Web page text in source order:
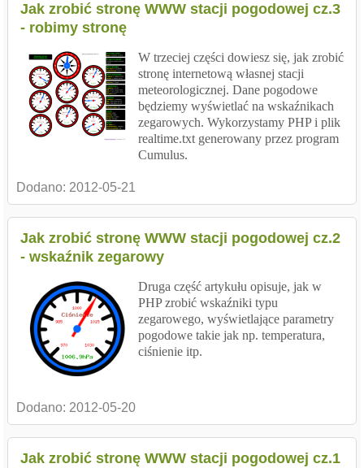
Jak zrobić stronę WWW stacji pogodowej cz.3
- robimy stronę
W trzeciej części dowiesz się, jak zrobić
stronę internetową własnej stacji
meteorologicznej. Dane pogodowe
będziemy wyświetlać na wskaźnikach
zegarowych. Wykorzystamy PHP i plik
realtime.txt generowany przez program
Cumulus.
Dodano: 2012-05-21
Jak zrobić stronę WWW stacji pogodowej cz.2
- wskaźnik zegarowy
Druga część artykułu opisuje, jak w
PHP zrobić wskaźniki typu
zegarowego, wyświetlające parametry
pogodowe takie jak np. temperatura,
ciśnienie itp.
Dodano: 2012-05-20
Jak zrobić stronę WWW stacji pogodowej cz.1